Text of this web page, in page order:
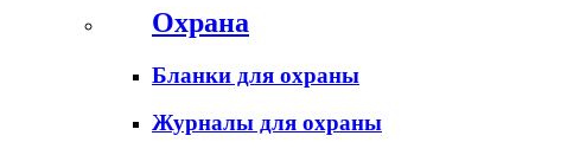
Охрана
Бланки для охраны
Журналы для охраны